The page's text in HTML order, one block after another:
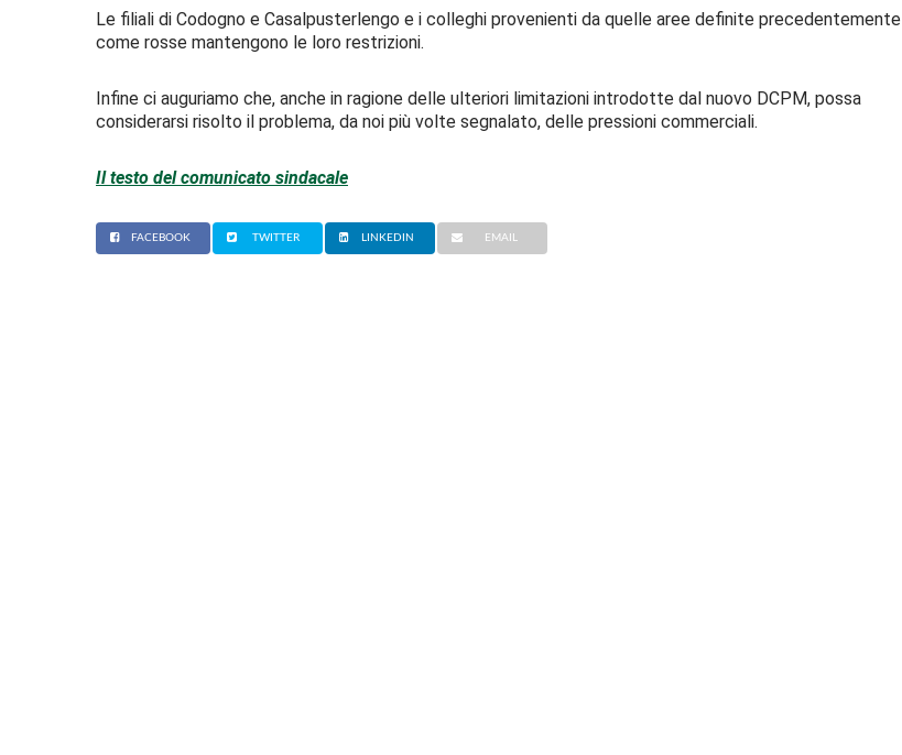
Le filiali di Codogno e Casalpusterlengo e i colleghi provenienti da quelle aree definite precedentemente
come rosse mantengono le loro restrizioni.
Infine ci auguriamo che, anche in ragione delle ulteriori limitazioni introdotte dal nuovo DCPM, possa
considerarsi risolto il problema, da noi più volte segnalato, delle pressioni commerciali.
Il testo del comunicato sindacale
FACEBOOK TWITTER LINKEDIN EMAIL